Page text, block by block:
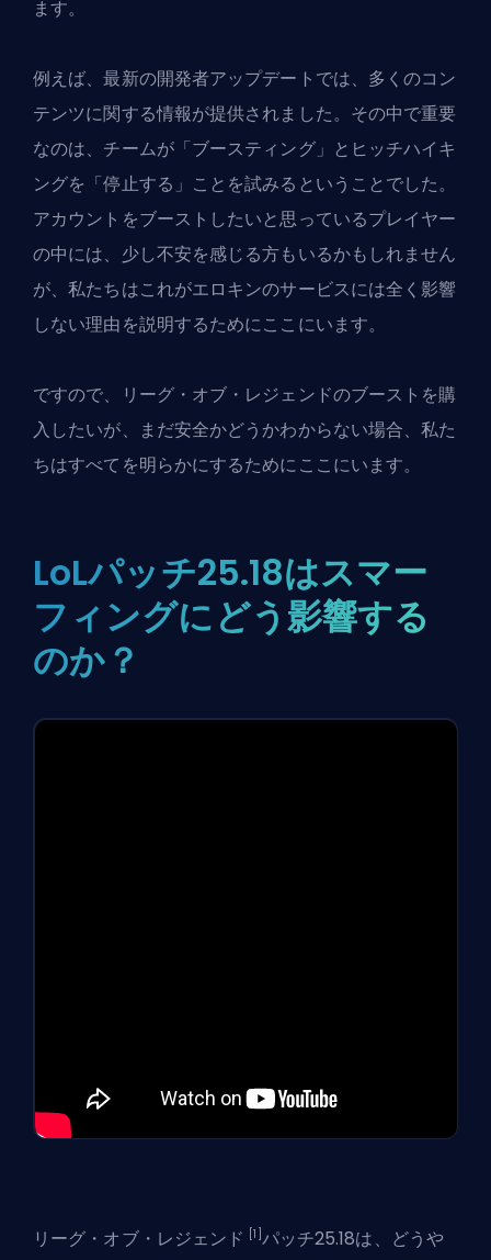
ます。
例えば、最新の開発者アップデートでは、多くのコン
テンツに関する情報が提供されました。その中で重要
なのは、チームが「ブースティング」とヒッチハイキ
ングを「停止する」ことを試みるということでした。
アカウントをブーストしたいと思っているプレイヤー
の中には、少し不安を感じる方もいるかもしれません
が、私たちはこれがエロキンのサービスには全く影響
しない理由を説明するためにここにいます。
ですので、
リーグ・オブ・レジェンドのブーストを購
入したいが、まだ安全かどうかわからない場合、私た
ちはすべてを明らかにするためにここにいます。
LoLパッチ25.18はスマー
フィングにどう影響する
のか？
リーグ・オブ・レジェンド [1] パッチ25.18は、どうや